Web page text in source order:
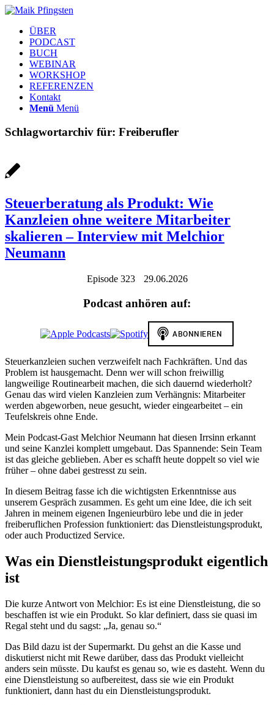
ÜBER
PODCAST
BUCH
WEBINAR
WORKSHOP
REFERENZEN
Kontakt
Menü Menü
Schlagwortarchiv für: Freiberufler
Steuerberatung als Produkt: Wie
Kanzleien ohne weitere Mitarbeiter
skalieren – Interview mit Melchior
Neumann
Episode 323 29.06.2026
Podcast anhören auf:
Steuerkanzleien suchen verzweifelt nach Fachkräften. Und das
Problem ist hausgemacht. Denn wer will schon freiwillig
langweilige Routinearbeit machen, die sich dauernd wiederholt?
Genau das wird vielen Kanzleien zum Verhängnis: Mitarbeiter
werden abgeworben, neue gesucht, wieder eingearbeitet – ein
Teufelskreis ohne Ende.
Mein Podcast-Gast Melchior Neumann hat diesen Irrsinn erkannt
und seine Kanzlei komplett umgebaut. Das Spannende: Sein Team
ist das gleiche geblieben. Aber es schafft heute doppelt so viel wie
früher – ohne dabei gestresst zu sein.
In diesem Beitrag fasse ich die wichtigsten Erkenntnisse aus
unserem Gespräch zusammen. Es geht um eine Idee, die ich seit
Jahren in meinem eigenen Ingenieurbüro lebe und die in jeder
freiberuflichen Profession funktioniert: das Dienstleistungsprodukt,
oder auch Productized Service.
Was ein Dienstleistungsprodukt eigentlich
ist
Die kurze Antwort von Melchior: Es ist eine Dienstleistung, die so
beschaffen ist wie ein Produkt. So klar definiert, dass sie quasi im
Regal steht und du sagst: „Ja, genau so.“
Das Bild dazu ist der Supermarkt. Du gehst an die Kasse und
diskutierst nicht mit Rewe darüber, dass das Produkt vielleicht
anders sein müsste. Du kaufst es genau so, wie es dasteht. Wenn du
eine Dienstleistung so aufbereitest, dass sie wie ein Produkt
funktioniert, dann hast du ein Dienstleistungsprodukt.